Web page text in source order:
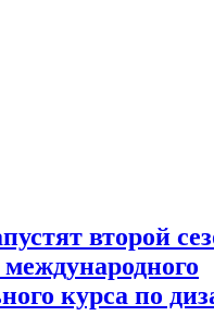
второй
курса по